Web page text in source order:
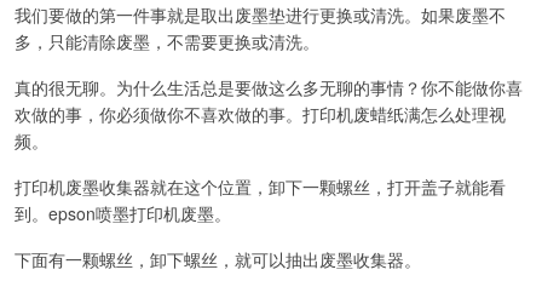
我们要做的第一件事就是取出废墨垫进行更换或清洗。如果废墨不
多，只能清除废墨，不需要更换或清洗。
真的很无聊。为什么生活总是要做这么多无聊的事情？你不能做你喜
欢做的事，你必须做你不喜欢做的事。打印机废蜡纸满怎么处理视
频。
打印机废墨收集器就在这个位置，卸下一颗螺丝，打开盖子就能看
到。epson喷墨打印机废墨。
下面有一颗螺丝，卸下螺丝，就可以抽出废墨收集器。